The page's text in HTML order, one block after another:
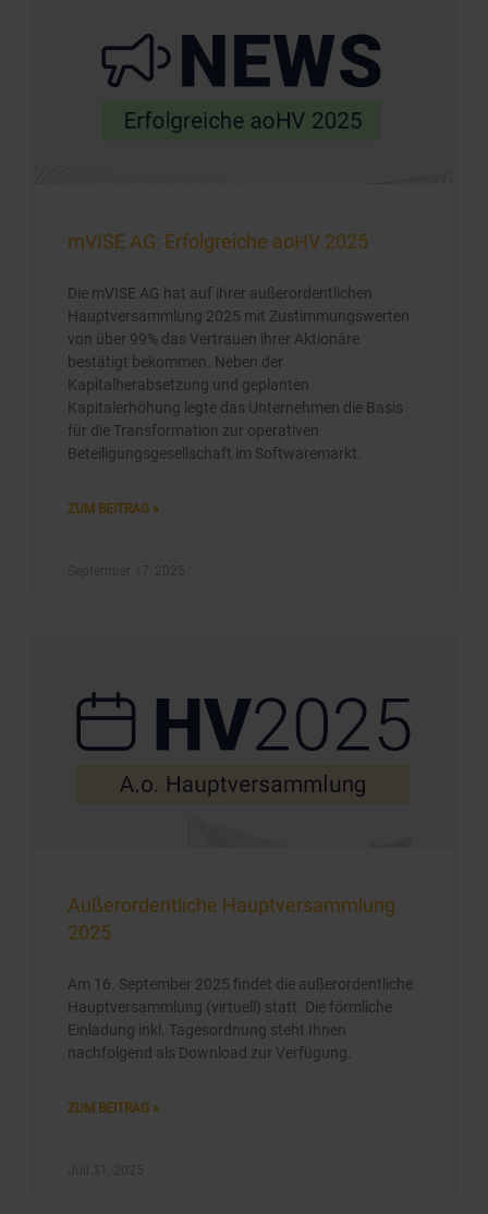
mVISE AG: Erfolgreiche aoHV 2025
Die mVISE AG hat auf ihrer außerordentlichen
Hauptversammlung 2025 mit Zustimmungswerten
von über 99% das Vertrauen ihrer Aktionäre
bestätigt bekommen. Neben der
Kapitalherabsetzung und geplanten
Kapitalerhöhung legte das Unternehmen die Basis
für die Transformation zur operativen
Beteiligungsgesellschaft im Softwaremarkt.
ZUM BEITRAG »
Außerordentliche Hauptversammlung
2025
Am 16. September 2025 findet die außerordentliche
Hauptversammlung (virtuell) statt. Die förmliche
Einladung inkl. Tagesordnung steht Ihnen
nachfolgend als Download zur Verfügung.
ZUM BEITRAG »